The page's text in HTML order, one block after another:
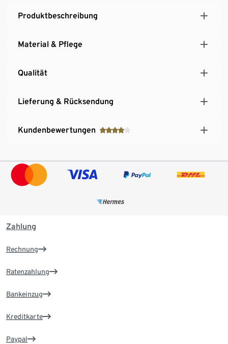
Produktbeschreibung
Material & Pflege
Qualität
Lieferung & Rücksendung
Kundenbewertungen
Zahlung
Rechnung
Ratenzahlung
Bankeinzug
Kreditkarte
Paypal